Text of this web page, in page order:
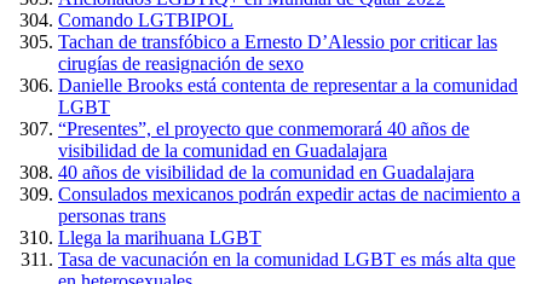
Comando LGTBIPOL
Tachan de transfóbico a Ernesto D’Alessio por criticar las
cirugías de reasignación de sexo
Danielle Brooks está contenta de representar a la comunidad
LGBT
“Presentes”, el proyecto que conmemorará 40 años de
visibilidad de la comunidad en Guadalajara
40 años de visibilidad de la comunidad en Guadalajara
Consulados mexicanos podrán expedir actas de nacimiento a
personas trans
Llega la marihuana LGBT
Tasa de vacunación en la comunidad LGBT es más alta que